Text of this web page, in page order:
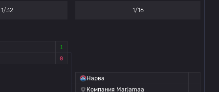
1/32
1
0
1/16
Нарва
Компания Marjamaa